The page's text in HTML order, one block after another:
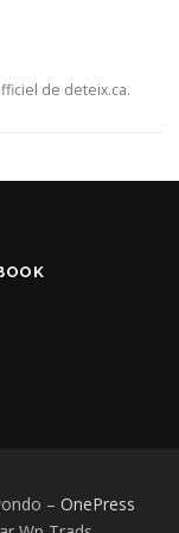
de deteix.ca.
– OnePress